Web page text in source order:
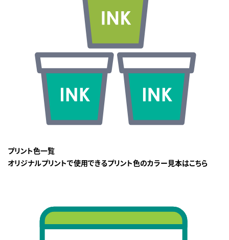
プリント色一覧
オリジナルプリントで使用できるプリント色のカラー見本はこちら